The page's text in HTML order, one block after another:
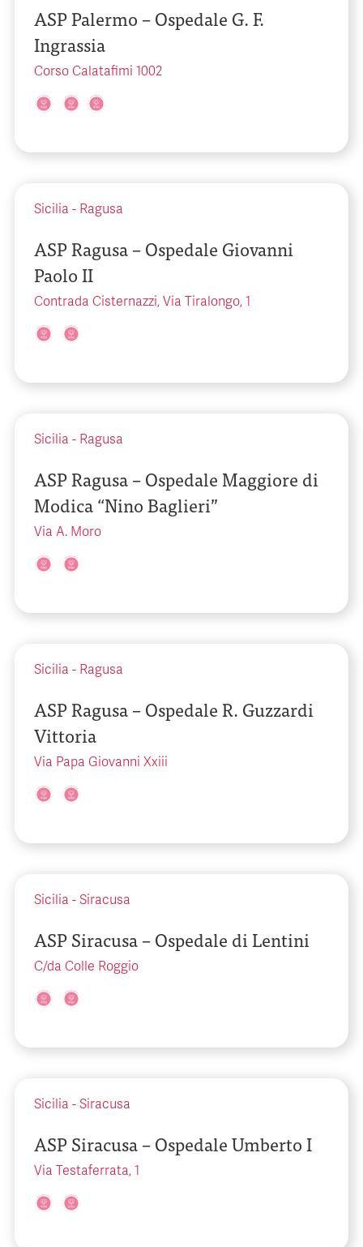
ASP Palermo – Ospedale G. F.
Ingrassia
Corso Calatafimi 1002
Sicilia - Ragusa
ASP Ragusa – Ospedale Giovanni
Paolo II
Contrada Cisternazzi, Via Tiralongo, 1
Sicilia - Ragusa
ASP Ragusa – Ospedale Maggiore di
Modica “Nino Baglieri”
Via A. Moro
Sicilia - Ragusa
ASP Ragusa – Ospedale R. Guzzardi
Vittoria
Via Papa Giovanni Xxiii
Sicilia - Siracusa
ASP Siracusa – Ospedale di Lentini
C/da Colle Roggio
Sicilia - Siracusa
ASP Siracusa – Ospedale Umberto I
Via Testaferrata, 1